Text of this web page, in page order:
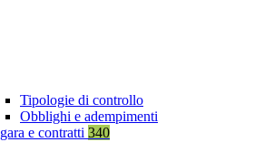
Tipologie di controllo
Obblighi e adempimenti
e contratti 340